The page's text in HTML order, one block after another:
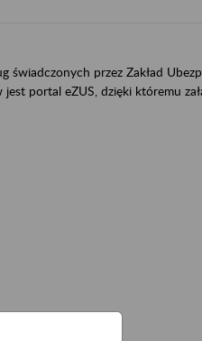
przez Zakład
portal eZUS, dzięki któremu